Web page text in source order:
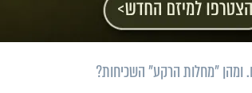
ומהן "מחלות הרקע" השכיחות?